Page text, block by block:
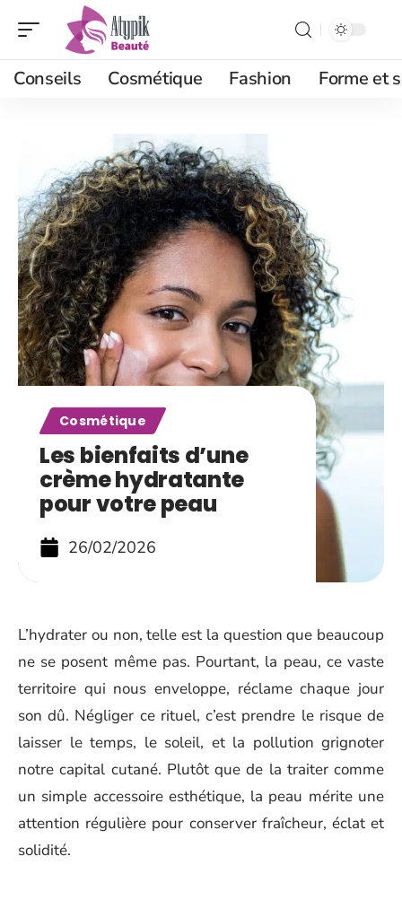
Conseils Cosmétique Fashion Forme et
Cosmétique
Les bienfaits d’une
crème hydratante
pour votre peau
26/02/2026
L’hydrater ou non, telle est la question que beaucoup
ne se posent même pas. Pourtant, la peau, ce vaste
territoire qui nous enveloppe, réclame chaque jour
son dû. Négliger ce rituel, c’est prendre le risque de
laisser le temps, le soleil, et la pollution grignoter
notre capital cutané. Plutôt que de la traiter comme
un simple accessoire esthétique, la peau mérite une
attention régulière pour conserver fraîcheur, éclat et
solidité.